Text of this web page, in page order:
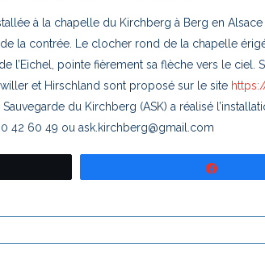
à la chapelle du Kirchberg à Berg en
la contrée. Le clocher rond de la chapelle
l’Eichel, pointe fièrement sa flèche vers le
et Hirschland sont proposé sur le site
du Kirchberg (ASK) a réalisé
42 60 49 ou ask.kirchberg@gmail.com